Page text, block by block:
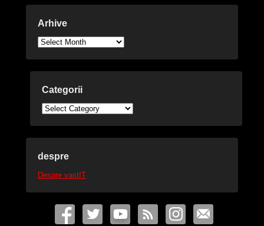
Arhive
Arhive
Categorii
Categorii
despre
Despre vastIT